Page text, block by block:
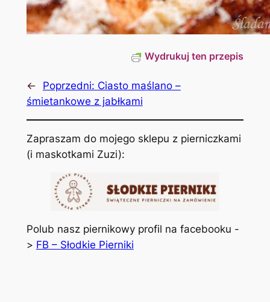
Wydrukuj ten przepis
← Poprzedni: Ciasto maślano –
śmietankowe z jabłkami
Zapraszam do mojego sklepu z pierniczkami
(i maskotkami Zuzi):
Polub nasz piernikowy profil na facebooku -
> FB – Słodkie Pierniki